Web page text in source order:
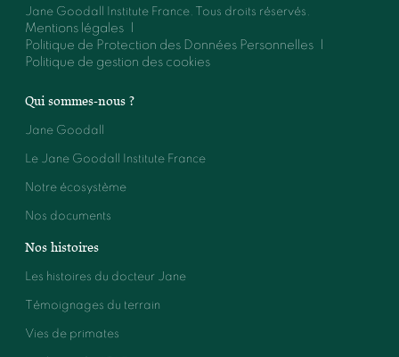
Jane Goodall Institute France. Tous droits réservés.
Mentions légales
Politique de Protection des Données Personnelles
Politique de gestion des cookies
Qui sommes-nous ?
Jane Goodall
Le Jane Goodall Institute France
Notre écosystème
Nos documents
Nos histoires
Les histoires du docteur Jane
Témoignages du terrain
Vies de primates